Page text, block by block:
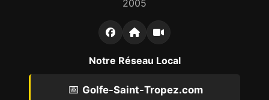
2005
Notre Réseau Local
📅 Golfe-Saint-Tropez.com